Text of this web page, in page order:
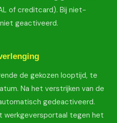
of creditcard). Bij niet-
geactiveerd.
de gekozen looptijd, te
Na het verstrijken van de
gedeactiveerd.
werkgeversportaal tegen het